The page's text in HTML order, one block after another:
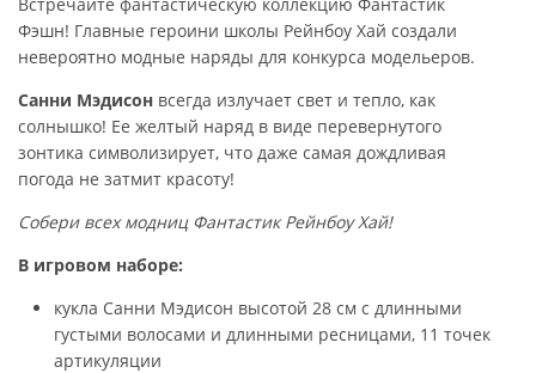
Фэшн! Главные героини школы Рейнбоу Хай создали
невероятно модные наряды для конкурса модельеров.
Санни Мэдисон всегда излучает свет и тепло, как
солнышко! Ее желтый наряд в виде перевернутого
зонтика символизирует, что даже самая дождливая
погода не затмит красоту!
Собери всех модниц Фантастик Рейнбоу Хай!
В игровом наборе:
кукла Санни Мэдисон высотой 28 см с длинными
густыми волосами и длинными ресницами, 11 точек
артикуляции